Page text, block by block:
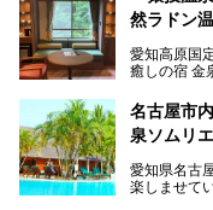
にするだ
今回は普段
さっそく取
然ラドン
愛知高原国
癒しの宿 金
天然ラドン
室、地元の
ご紹介しま
名古屋市
泉ソムリ
愛知県名古
楽しませて